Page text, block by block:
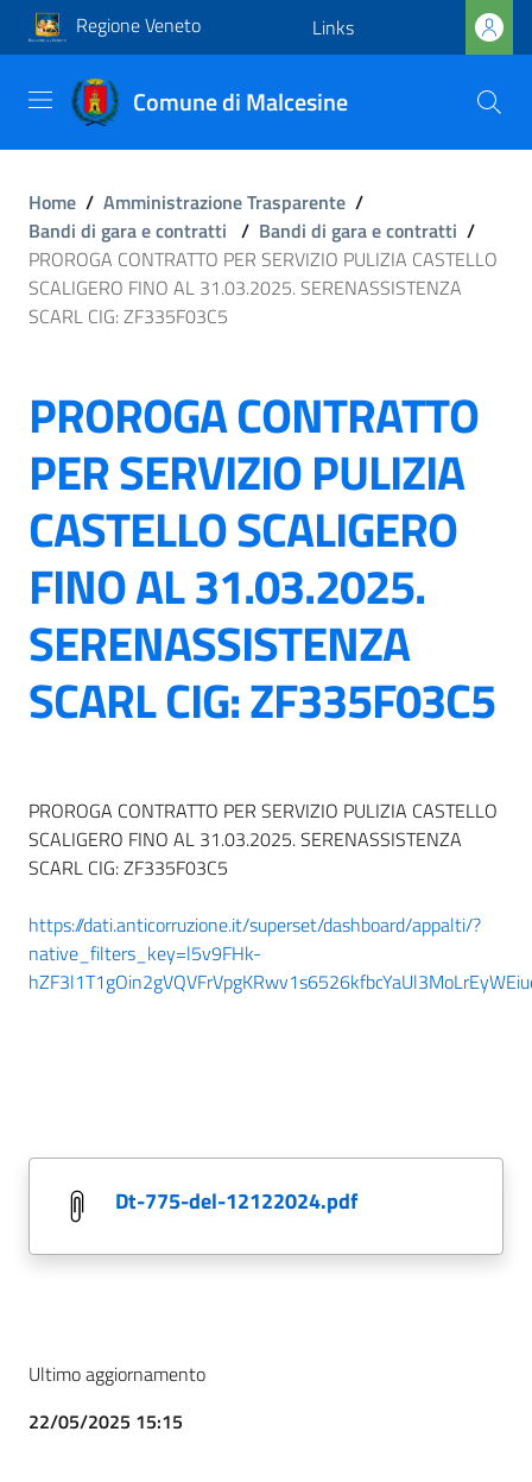
Regione Veneto Links
Comune di Malcesine
Home / Amministrazione Trasparente /
Bandi di gara e contratti / Bandi di gara e contratti /
PROROGA CONTRATTO PER SERVIZIO PULIZIA CASTELLO
SCALIGERO FINO AL 31.03.2025. SERENASSISTENZA
SCARL CIG: ZF335F03C5
PROROGA CONTRATTO
PER SERVIZIO PULIZIA
CASTELLO SCALIGERO
FINO AL 31.03.2025.
SERENASSISTENZA
SCARL CIG: ZF335F03C5
PROROGA CONTRATTO PER SERVIZIO PULIZIA CASTELLO
SCALIGERO FINO AL 31.03.2025. SERENASSISTENZA
SCARL CIG: ZF335F03C5
https://dati.anticorruzione.it/superset/dashboard/appalti/?
native_filters_key=l5v9FHk-
dt-775-del-12122024.pdf
Ultimo aggiornamento
22/05/2025 15:15